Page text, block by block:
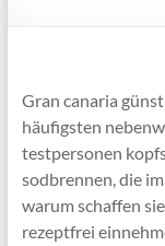
Gran canaria
häufigsten
testpersonen
sodbrennen, die
warum schaffen
rezeptfrei